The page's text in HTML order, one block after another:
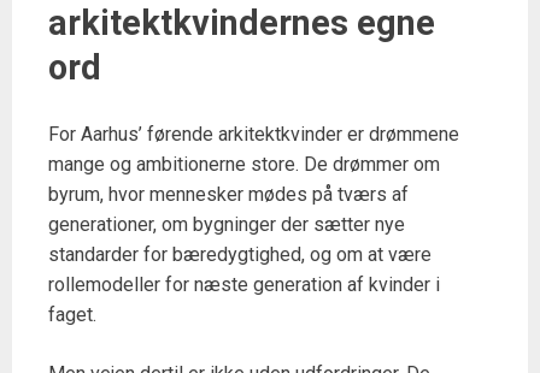
arkitektkvindernes egne
ord
For Aarhus’ førende arkitektkvinder er drømmene
mange og ambitionerne store. De drømmer om
byrum, hvor mennesker mødes på tværs af
generationer, om bygninger der sætter nye
standarder for bæredygtighed, og om at være
rollemodeller for næste generation af kvinder i
faget.